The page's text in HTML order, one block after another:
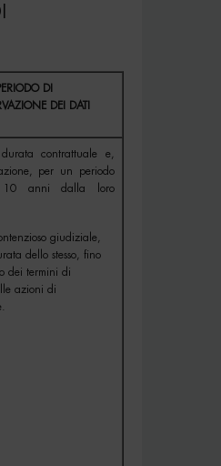
DI
DEI DATI
contrattuale e,
per un periodo
10 anni dalla loro
giudiziale,
dello stesso, fino
dei termini di
azioni di